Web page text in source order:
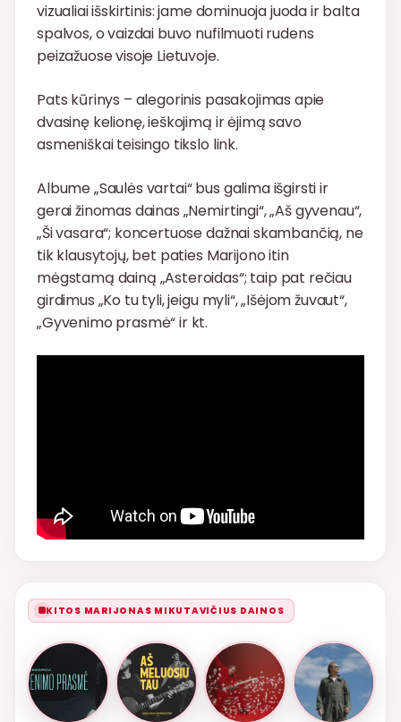
vizualiai išskirtinis: jame dominuoja juoda ir balta
spalvos, o vaizdai buvo nufilmuoti rudens
peizažuose visoje Lietuvoje.
Pats kūrinys – alegorinis pasakojimas apie
dvasinę kelionę, ieškojimą ir ėjimą savo
asmeniškai teisingo tikslo link.
Albume „Saulės vartai“ bus galima išgirsti ir
gerai žinomas dainas „Nemirtingi“, „Aš gyvenau“,
„Ši vasara“; koncertuose dažnai skambančią, ne
tik klausytojų, bet paties Marijono itin
mėgstamą dainą „Asteroidas“; taip pat rečiau
girdimus „Ko tu tyli, jeigu myli“, „Išėjom žuvaut“,
„Gyvenimo prasmė“ ir kt.
KITOS MARIJONAS MIKUTAVIČIUS DAINOS